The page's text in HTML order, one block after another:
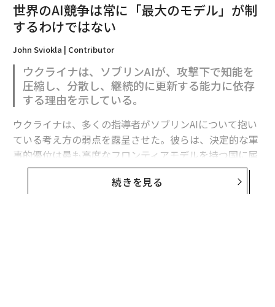
世界のAI競争は常に「最大のモデル」が制
するわけではない
John Sviokla | Contributor
ウクライナは、ソブリンAIが、攻撃下で知能を
圧縮し、分散し、継続的に更新する能力に依存
する理由を示している。
ウクライナは、多くの指導者がソブリンAIについて抱い
ている考え方の弱点を露呈させた。彼らは、決定的な軍
事的優位は最も高度なフロンティアモデルを持つ国に属
すると想定している。
続きを見る